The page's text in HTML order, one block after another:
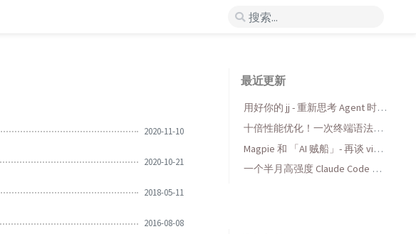
2020-11-10
2020-10-21
2018-05-11
2016-08-08
最近更新
用好你的 jj - 重新思考 Agent 时代
的版本控制
十倍性能优化！一次终端语法高
亮库的 AI 折腾与收获
Magpie 和 「AI 贼船」- 再谈 vibe
coding，当代码变得廉价时...
一个半月高强度 Claude Code 使